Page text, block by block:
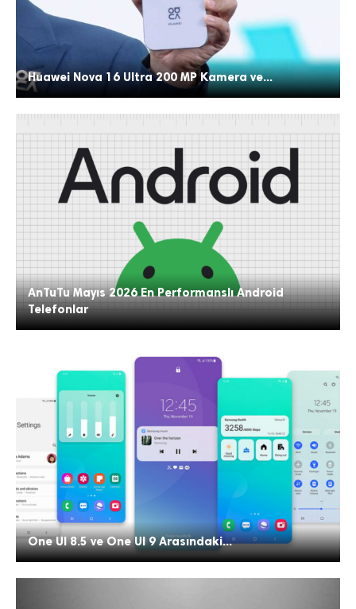
Huawei Nova 16 Ultra 200 MP Kamera ve...
AnTuTu Mayıs 2026 En Performanslı Android
Telefonlar
One UI 8.5 ve One UI 9 Arasındaki...